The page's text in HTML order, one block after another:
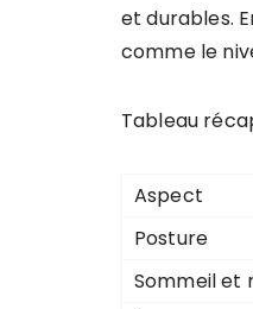
et durables.
comme le
Tableau
Aspect
Posture
Sommeil et